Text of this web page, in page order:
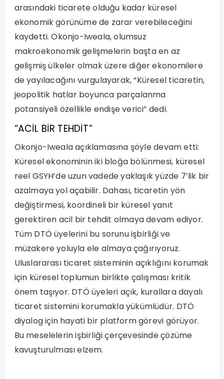
arasındaki ticarete olduğu kadar küresel
ekonomik görünüme de zarar verebileceğini
kaydetti. Okonjo-Iweala, olumsuz
makroekonomik gelişmelerin başta en az
gelişmiş ülkeler olmak üzere diğer ekonomilere
de yayılacağını vurgulayarak, “Küresel ticaretin,
jeopolitik hatlar boyunca parçalanma
potansiyeli özellikle endişe verici” dedi.
“ACİL BİR TEHDİT”
Okonjo-Iweala açıklamasına şöyle devam etti:
Küresel ekonominin iki bloğa bölünmesi, küresel
reel GSYH’de uzun vadede yaklaşık yüzde 7’lik bir
azalmaya yol açabilir. Dahası, ticaretin yön
değiştirmesi, koordineli bir küresel yanıt
gerektiren acil bir tehdit olmaya devam ediyor.
Tüm DTÖ üyelerini bu sorunu işbirliği ve
müzakere yoluyla ele almaya çağırıyoruz.
Uluslararası ticaret sisteminin açıklığını korumak
için küresel toplumun birlikte çalışması kritik
önem taşıyor. DTÖ üyeleri açık, kurallara dayalı
ticaret sistemini korumakla yükümlüdür. DTÖ
diyalog için hayati bir platform görevi görüyor.
Bu meselelerin işbirliği çerçevesinde çözüme
kavuşturulması elzem.